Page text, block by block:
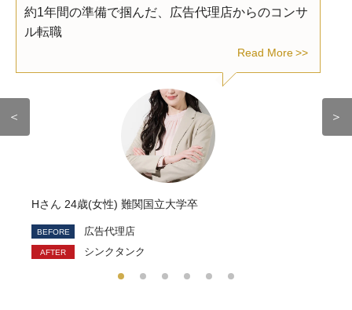
＜
約1年間の準備で掴んだ、広告代理店からのコンサ
ル転職
Read More
Hさん 24歳(女性) 難関国立大学卒
広告代理店
シンクタンク
＞